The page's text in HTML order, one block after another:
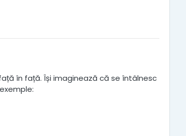
în față. Își imaginează că se întâlnesc